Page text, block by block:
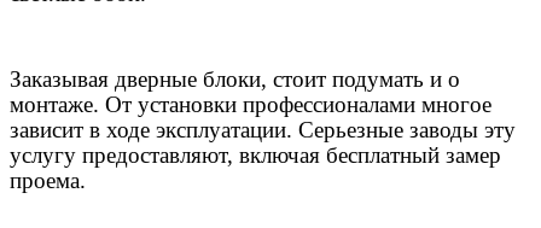
Заказывая дверные блоки, стоит подумать и о
монтаже. От установки профессионалами многое
зависит в ходе эксплуатации. Серьезные заводы эту
услугу предоставляют, включая бесплатный замер
проема.